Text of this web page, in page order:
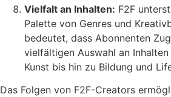
Vielfalt an Inhalten: F2F
Palette von Genres und
bedeutet, dass Abonnenten
vielfältigen Auswahl an
Kunst bis hin zu Bildung und
Das Folgen von F2F-Creators